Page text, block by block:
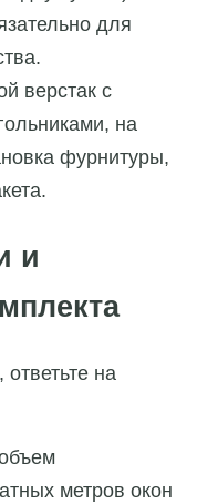
для
верстак с
на
фурнитуры,
и
на
метров окон